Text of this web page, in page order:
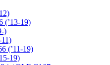
(’13-19)
)
(’11-19)
19)